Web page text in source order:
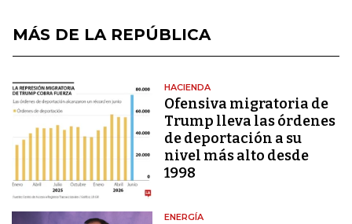
MÁS DE LA REPÚBLICA
HACIENDA
Ofensiva migratoria de
Trump lleva las órdenes
de deportación a su
nivel más alto desde
1998
ENERGÍA